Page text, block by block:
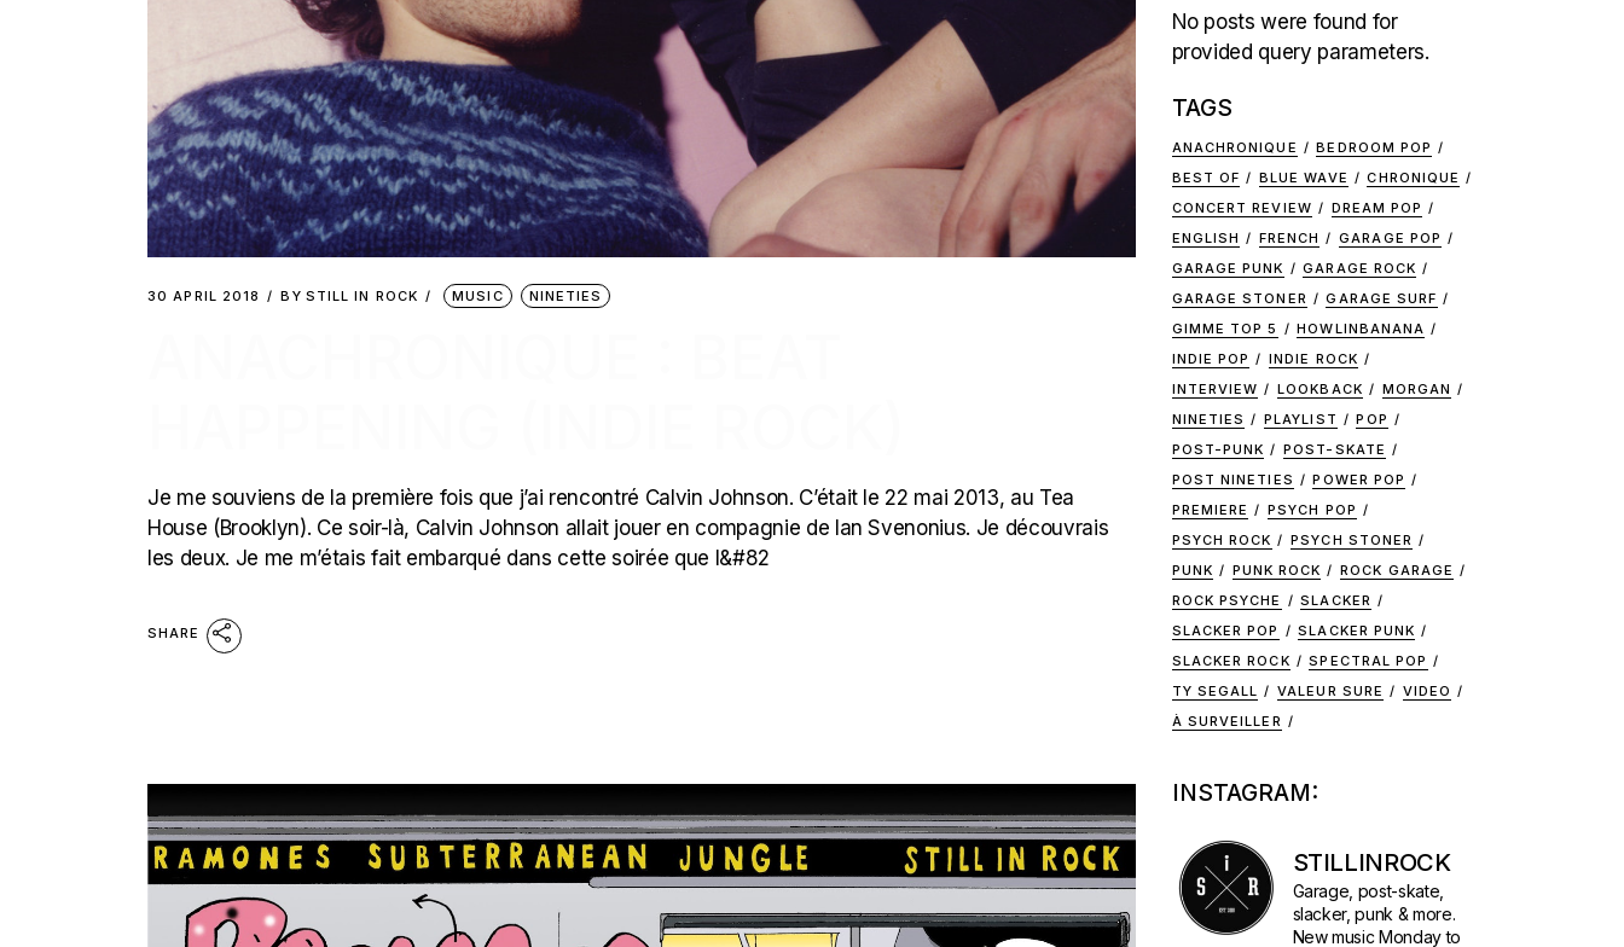
30 APRIL 2018 BY STILL IN ROCK MUSIC NINETIES
Je me souviens de la première fois que j’ai rencontré Calvin Johnson. C’était le 22 mai 2013, au Tea
House (Brooklyn). Ce soir-là, Calvin Johnson allait jouer en compagnie de Ian Svenonius. Je découvrais
les deux. Je me m’étais fait embarqué dans cette soirée que l&#82
SHARE
No posts were found for
provided query parameters.
TAGS
ANACHRONIQUE
BEDROOM POP
BEST OF
BLUE WAVE
CHRONIQUE
CONCERT REVIEW
DREAM POP
ENGLISH
FRENCH
GARAGE POP
GARAGE PUNK
GARAGE ROCK
GARAGE STONER
GARAGE SURF
GIMME TOP 5
HOWLINBANANA
INDIE POP
INDIE ROCK
INTERVIEW
LOOKBACK
MORGAN
NINETIES
PLAYLIST
POP
POST-PUNK
POST-SKATE
POST NINETIES
POWER POP
PREMIERE
PSYCH POP
PSYCH ROCK
PSYCH STONER
PUNK
PUNK ROCK
ROCK GARAGE
ROCK PSYCHE
SLACKER
SLACKER POP
SLACKER PUNK
SLACKER ROCK
SPECTRAL POP
TY SEGALL
VALEUR SURE
VIDEO
À SURVEILLER
INSTAGRAM:
STILLINROCK
Garage, post-skate,
slacker, punk & more.
New music Monday to